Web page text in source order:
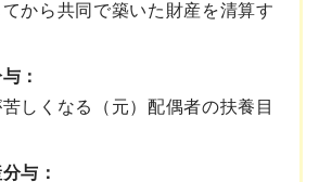
から共同で築いた財産を清算す
：
しくなる（元）配偶者の扶養目
与：